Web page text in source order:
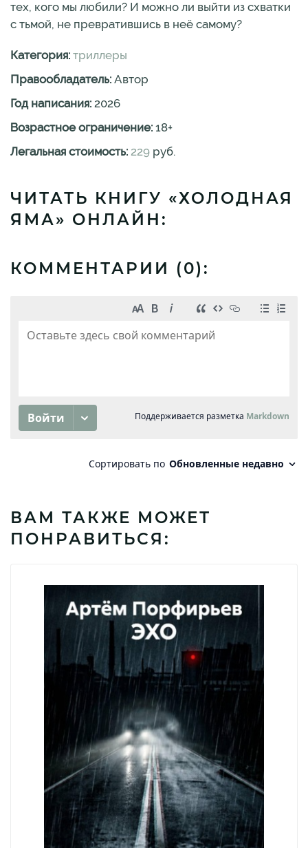
тех, кого мы любили? И можно ли выйти из схватки
с тьмой, не превратившись в неё самому?
Категория: триллеры
Правообладатель: Автор
Год написания: 2026
Возрастное ограничение: 18+
Легальная стоимость: 229 руб.
ЧИТАТЬ КНИГУ «ХОЛОДНАЯ
ЯМА» ОНЛАЙН:
КОММЕНТАРИИ (0):
ВАМ ТАКЖЕ МОЖЕТ
ПОНРАВИТЬСЯ: